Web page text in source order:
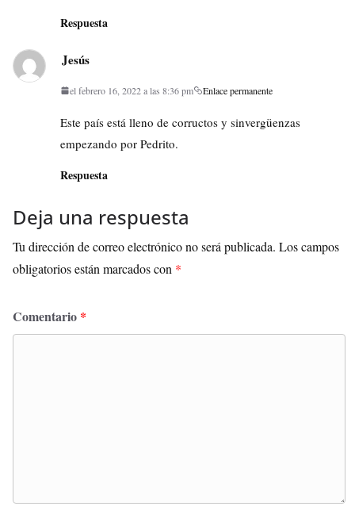
Respuesta
Jesús
el febrero 16, 2022 a las 8:36 pm Enlace permanente
Este país está lleno de corructos y sinvergüenzas
empezando por Pedrito.
Respuesta
Deja una respuesta
Tu dirección de correo electrónico no será publicada. Los campos
obligatorios están marcados con *
Comentario *